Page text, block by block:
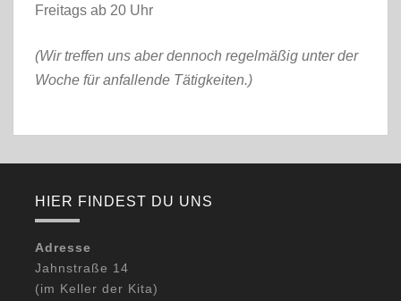
Freitags ab 20 Uhr
(Wir treffen uns aber dennoch regelmäßig unter der
Woche für anfallende Tätigkeiten.)
HIER FINDEST DU UNS
Adresse
Jahnstraße 14
(im Keller der Kita)